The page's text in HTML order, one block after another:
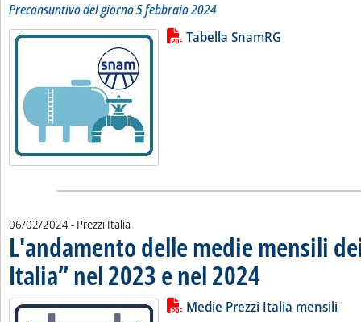
Preconsuntivo del giorno 5 febbraio 2024
Leggi tutta la notizia: 'Bilancio
Lista allegati PDF alla notiziaTabella SnamRG
06/02/2024- Prezzi Italia
L'andamento delle medie mensili
Italia” nel 2023 e nel 2024
Leggi tutta la notizia:
Lista allegati PDF alla notiziaMedie Prezzi Italia mensili